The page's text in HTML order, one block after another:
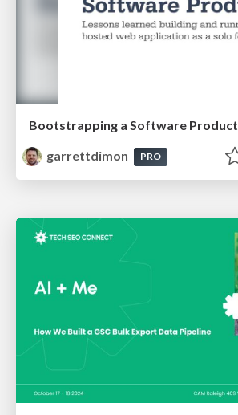
Bootstrapping a Software Product
garrettdimon
PRO